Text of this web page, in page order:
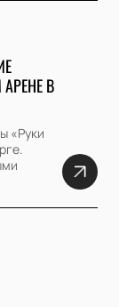
В
«Руки